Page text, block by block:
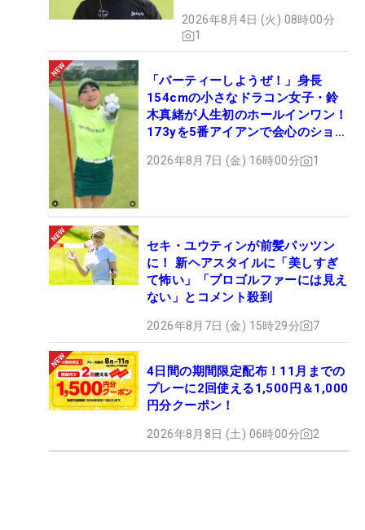
2026年8月4日 (火) 08時00分
1
「パーティーしようぜ！」身長
154cmの小さなドラコン女子・鈴
木真緒が人生初のホールインワン！
173yを5番アイアンで会心のショッ
2026年8月7日 (金) 16時00分 1
セキ・ユウティンが前髪パッツン
に！ 新ヘアスタイルに「美しすぎ
て怖い」「プロゴルファーには見え
ない」とコメント殺到
2026年8月7日 (金) 15時29分 7
4日間の期間限定配布！11月までの
プレーに2回使える1,500円＆1,000
円分クーポン！
2026年8月8日 (土) 06時00分 2